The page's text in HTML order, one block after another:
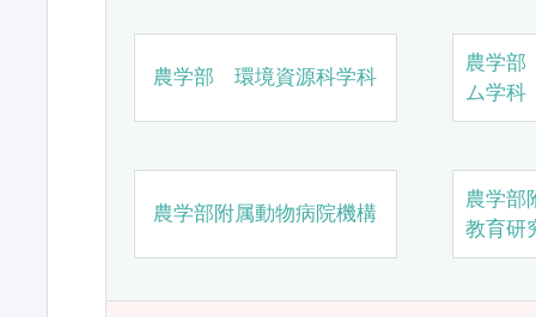
農学部 環境資源科学科
農学
ム学科
農学部附属動物病院機構
農学部
教育研